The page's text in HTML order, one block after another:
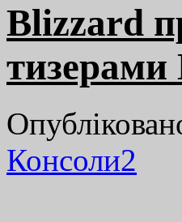
Blizzard
тизерами
Консоли2